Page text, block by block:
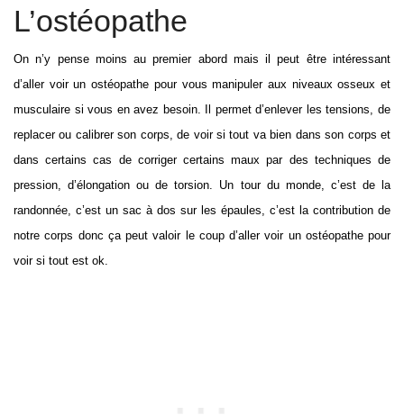
L’ostéopathe
On n’y pense moins au premier abord mais il peut être intéressant
d’aller voir un ostéopathe pour vous manipuler aux niveaux osseux et
musculaire si vous en avez besoin. Il permet d’enlever les tensions, de
replacer ou calibrer son corps, de voir si tout va bien dans son corps et
dans certains cas de corriger certains maux par des techniques de
pression, d’élongation ou de torsion. Un tour du monde, c’est de la
randonnée, c’est un sac à dos sur les épaules, c’est la contribution de
notre corps donc ça peut valoir le coup d’aller voir un ostéopathe pour
voir si tout est ok.